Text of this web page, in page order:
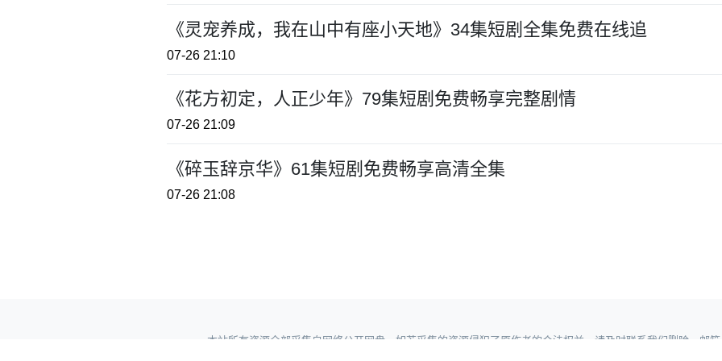
《灵宠养成，我在山中有座小天地》34集短剧全集免费在线追
07-26 21:10
《花方初定，人正少年》79集短剧免费畅享完整剧情
07-26 21:09
《碎玉辞京华》61集短剧免费畅享高清全集
07-26 21:08
本站所有资源全部采集自网络公开网盘，如若采集的资源侵犯了原作者的合法权益，请及时联系我们删除。邮